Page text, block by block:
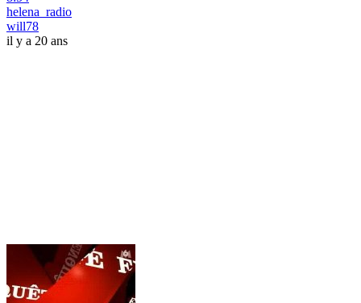
helena_radio
will78
il y a 20 ans